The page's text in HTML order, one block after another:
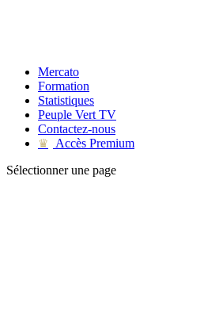
Mercato
Formation
Statistiques
Peuple Vert TV
Contactez-nous
♛
Accès Premium
Sélectionner une page